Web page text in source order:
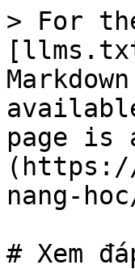
> For
page is
nang-
# Xem